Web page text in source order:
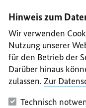
II
III
IV
V
Hinweis zum
Wir verwenden
Nutzung unserer
für den Betrieb der
Darüber hinaus
zulassen. Zur
Technisch